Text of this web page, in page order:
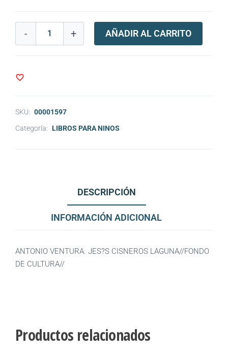
- + AÑADIR AL CARRITO
SKU: 00001597
Categoría: LIBROS PARA NINOS
DESCRIPCIÓN
INFORMACIÓN ADICIONAL
ANTONIO VENTURA. JES?S CISNEROS LAGUNA//FONDO
DE CULTURA//
Productos relacionados